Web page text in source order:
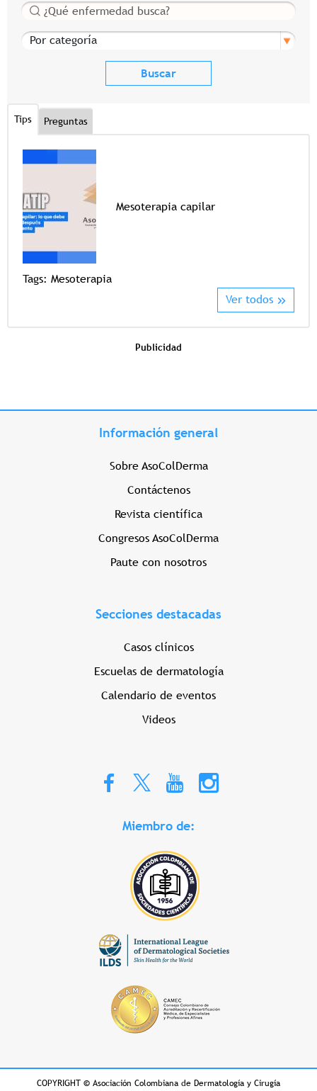
Buscar
Por categoría
Tips Preguntas
Mesoterapia capilar
Tags: Mesoterapia
Ver todos
Publicidad
Información general
Sobre AsoColDerma
Contáctenos
Revista científica
Congresos AsoColDerma
Paute con nosotros
Secciones destacadas
Casos clínicos
Escuelas de dermatología
Calendario de eventos
Videos
Miembro de:
COPYRIGHT © Asociación Colombiana de Dermatología y Cirugía